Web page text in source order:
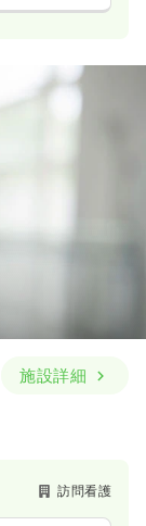
施設詳細
訪問看護